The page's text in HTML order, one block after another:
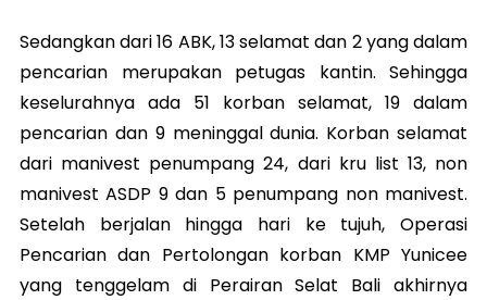
Sedangkan dari 16 ABK, 13 selamat dan 2 yang dalam
pencarian merupakan petugas kantin. Sehingga
keselurahnya ada 51 korban selamat, 19 dalam
pencarian dan 9 meninggal dunia. Korban selamat
dari manivest penumpang 24, dari kru list 13, non
manivest ASDP 9 dan 5 penumpang non manivest.
Setelah berjalan hingga hari ke tujuh, Operasi
Pencarian dan Pertolongan korban KMP Yunicee
yang tenggelam di Perairan Selat Bali akhirnya